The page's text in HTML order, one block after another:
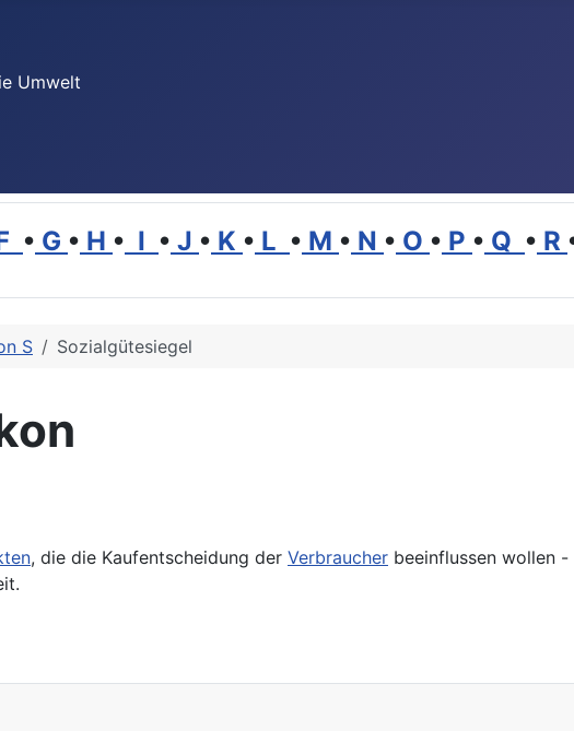
Umwelt
• G • H • I • J • K • L • M • N • O • P • Q • R
S Sozialgütesiegel
, die die Kaufentscheidung der Verbraucher beeinflussen wollen